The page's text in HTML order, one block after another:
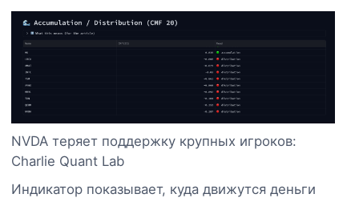
NVDA теряет поддержку крупных игроков:
Charlie Quant Lab
Индикатор показывает, куда движутся деньги